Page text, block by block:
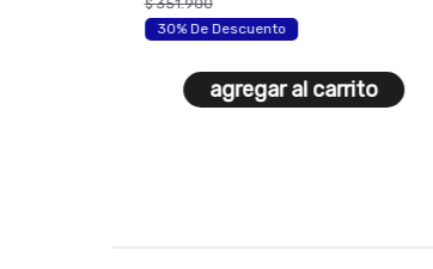
$ 351.900
30% De Descuento
agregar al carrito